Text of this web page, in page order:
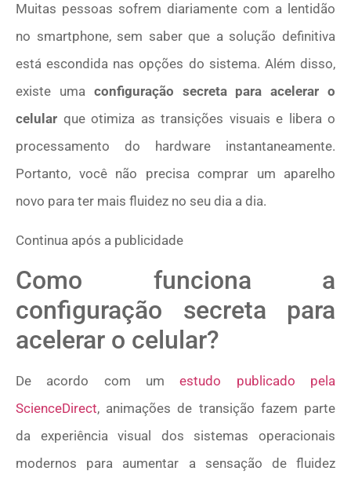
Muitas pessoas sofrem diariamente com a lentidão
no smartphone, sem saber que a solução definitiva
está escondida nas opções do sistema. Além disso,
existe uma configuração secreta para acelerar o
celular que otimiza as transições visuais e libera o
processamento do hardware instantaneamente.
Portanto, você não precisa comprar um aparelho
novo para ter mais fluidez no seu dia a dia.
Continua após a publicidade
Como funciona a
configuração secreta para
acelerar o celular?
De acordo com umestudo publicado pela
ScienceDirect, animações de transição fazem parte
da experiência visual dos sistemas operacionais
modernos para aumentar a sensação de fluidez